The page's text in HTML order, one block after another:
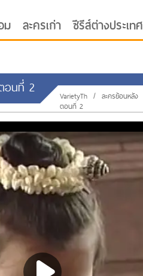
ม ละครเก่า ซีรีส์ต่างประเทศ
ซับไทย
อนที่ 2 VarietyTh / ละครย้อนหลัง
ตอนที่ 2